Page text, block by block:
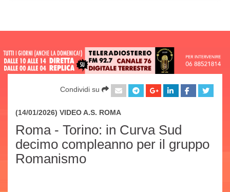
Condividi su
(14/01/2026) VIDEOA.S. ROMA
Roma - Torino: in Curva Sud
decimo compleanno per il gruppo
Romanismo